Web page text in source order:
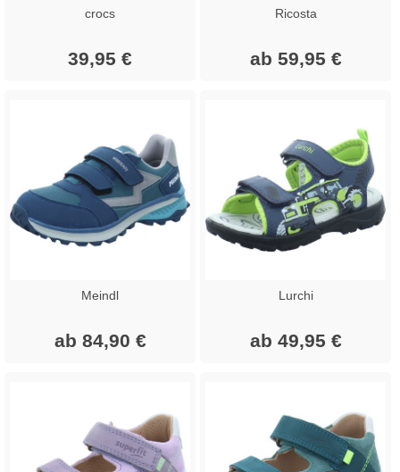
crocs
39,95 €
Ricosta
ab 59,95 €
Meindl
ab 84,90 €
Lurchi
ab 49,95 €